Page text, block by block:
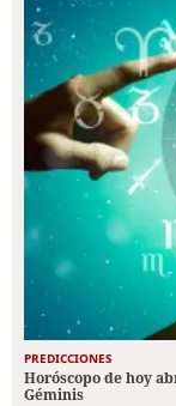
PREDICCIONES
Horóscopo de hoy
Géminis